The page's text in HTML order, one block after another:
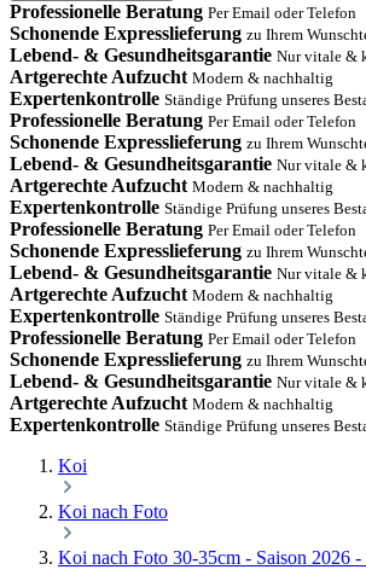
Professionelle Beratung Per Email oder Telefon
Schonende Expresslieferung zu Ihrem
Lebend- & Gesundheitsgarantie Nur vitale &
Artgerechte Aufzucht Modern & nachhaltig
Expertenkontrolle Ständige Prüfung unseres
Professionelle Beratung Per Email oder Telefon
Schonende Expresslieferung zu Ihrem
Lebend- & Gesundheitsgarantie Nur vitale &
Artgerechte Aufzucht Modern & nachhaltig
Expertenkontrolle Ständige Prüfung unseres
Professionelle Beratung Per Email oder Telefon
Schonende Expresslieferung zu Ihrem
Lebend- & Gesundheitsgarantie Nur vitale &
Artgerechte Aufzucht Modern & nachhaltig
Expertenkontrolle Ständige Prüfung unseres
Professionelle Beratung Per Email oder Telefon
Schonende Expresslieferung zu Ihrem
Lebend- & Gesundheitsgarantie Nur vitale &
Artgerechte Aufzucht Modern & nachhaltig
Expertenkontrolle Ständige Prüfung unseres
Koi
Koi nach Foto
Koi nach Foto 30-35cm - Saison 2026 -